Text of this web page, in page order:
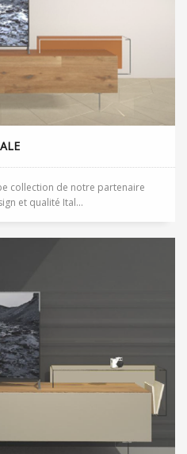
collection de notre partenaire
et qualité Ital...